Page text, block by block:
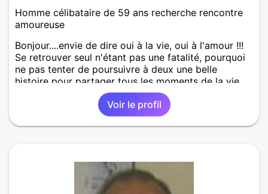
Homme célibataire de 59 ans recherche rencontre
amoureuse
Bonjour....envie de dire oui à la vie, oui à l'amour !!!
Se retrouver seul n'étant pas une fatalité, pourquoi
ne pas tenter de poursuivre à deux une belle
histoire pour partager tous les moments de la vie ...
Voir le profil